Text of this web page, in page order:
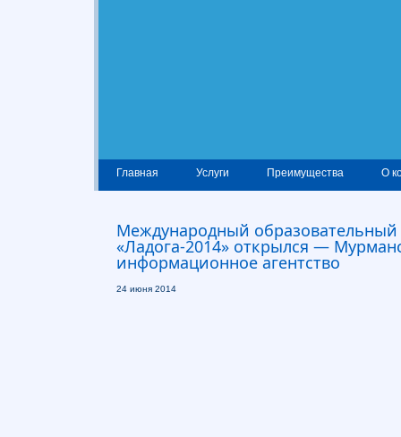
Главная Услуги Преимущества О
Международный
«Ладога-2014» открылся —
информационное агентство
24 июня 2014